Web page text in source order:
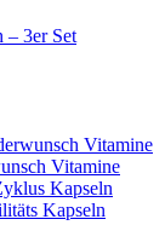
– 3er Set
Vitamine
Vitamine
Kapseln
Kapseln